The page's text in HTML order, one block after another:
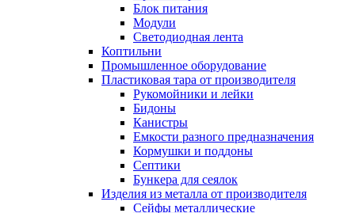
Блок питания
Модули
Светодиодная лента
Коптильни
Промышленное оборудование
Пластиковая тара от производителя
Рукомойники и лейки
Бидоны
Канистры
Емкости разного предназначения
Кормушки и поддоны
Септики
Бункера для сеялок
Изделия из металла от производителя
Сейфы металлические